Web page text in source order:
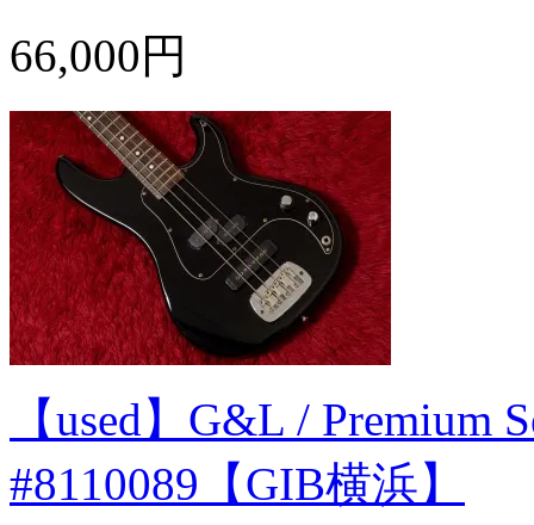
66,000円
【used】G&L / Premium
#8110089【GIB横浜】